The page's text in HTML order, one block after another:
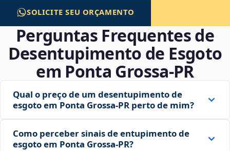
SOLICITE SEU ORÇAMENTO
Perguntas Frequentes de
Desentupimento de Esgoto
em Ponta Grossa‑PR
Qual o preço de um desentupimento de
esgoto em Ponta Grossa‑PR perto de mim?
Como perceber sinais de entupimento de
esgoto em Ponta Grossa‑PR?